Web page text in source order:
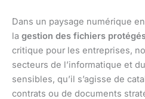
Dans un paysage numérique
la gestion des fichiers
critique pour les entreprises,
secteurs de l’informatique et
sensibles, qu’il s’agisse de
contrats ou de documents